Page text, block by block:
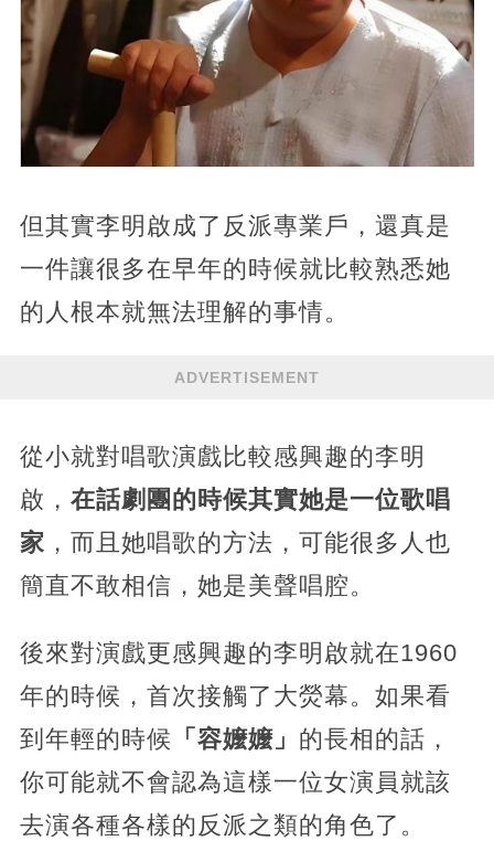
但其實李明啟成了反派專業戶，還真是
一件讓很多在早年的時候就比較熟悉她
的人根本就無法理解的事情。
ADVERTISEMENT
從小就對唱歌演戲比較感興趣的李明
啟， 在話劇團的時候其實她是一位歌唱
家 ，而且她唱歌的方法，可能很多人也
簡直不敢相信，她是美聲唱腔。
後來對演戲更感興趣的李明啟就在1960
年的時候，首次接觸了大熒幕。如果看
到年輕的時候 「容嬤嬤」 的長相的話，
你可能就不會認為這樣一位女演員就該
去演各種各樣的反派之類的角色了。